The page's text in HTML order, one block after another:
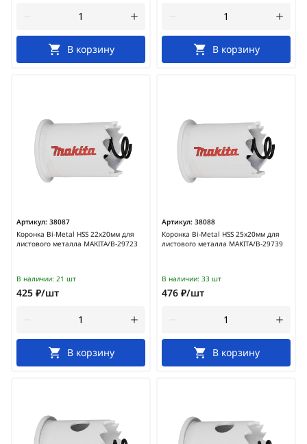
В корзину В корзину
Артикул: 38087
Коронка Bi-Metal HSS 22x20мм для
листового металла MAKITA/B-29723
В наличии: 21 шт
425 ₽/шт
В корзину
Артикул: 38088
Коронка Bi-Metal HSS 25x20мм для
листового металла MAKITA/B-29739
В наличии: 33 шт
476 ₽/шт
В корзину